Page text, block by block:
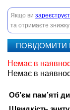
Якщо ви
та отримаєте
ПОВІДОМИТИ
Немає в
Немає в
Об’єм пам’яті